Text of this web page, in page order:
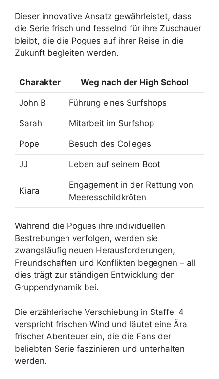
Dieser innovative Ansatz gewährleistet, dass
die Serie frisch und fesselnd für ihre Zuschauer
bleibt, die die Pogues auf ihrer Reise in die
Zukunft begleiten werden.
Charakter Weg nach der High School
John B Führung eines Surfshops
Sarah Mitarbeit im Surfshop
Pope Besuch des Colleges
JJ Leben auf seinem Boot
Kiara
Engagement in der Rettung von
Meeresschildkröten
Während die Pogues ihre individuellen
Bestrebungen verfolgen, werden sie
zwangsläufig neuen Herausforderungen,
Freundschaften und Konflikten begegnen – all
dies trägt zur ständigen Entwicklung der
Gruppendynamik bei.
Die erzählerische Verschiebung in Staffel 4
verspricht frischen Wind und läutet eine Ära
frischer Abenteuer ein, die die Fans der
beliebten Serie faszinieren und unterhalten
werden.